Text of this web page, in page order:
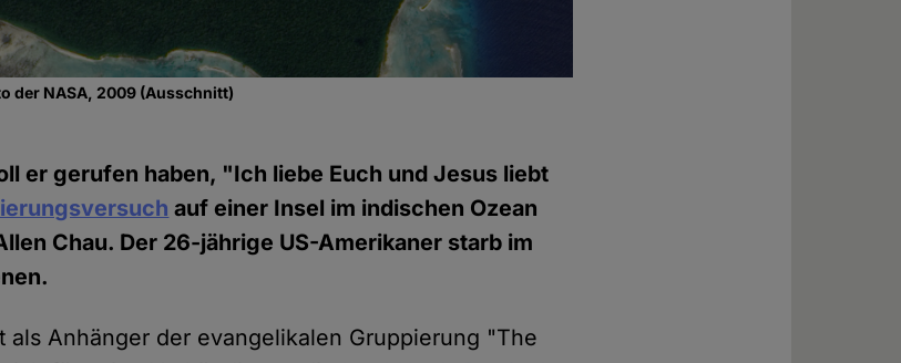
der NASA, 2009 (Ausschnitt)
er gerufen haben, "Ich liebe Euch und Jesus liebt
auf einer Insel im indischen Ozean
Chau. Der 26-jährige US-Amerikaner starb im
als Anhänger der evangelikalen Gruppierung "The